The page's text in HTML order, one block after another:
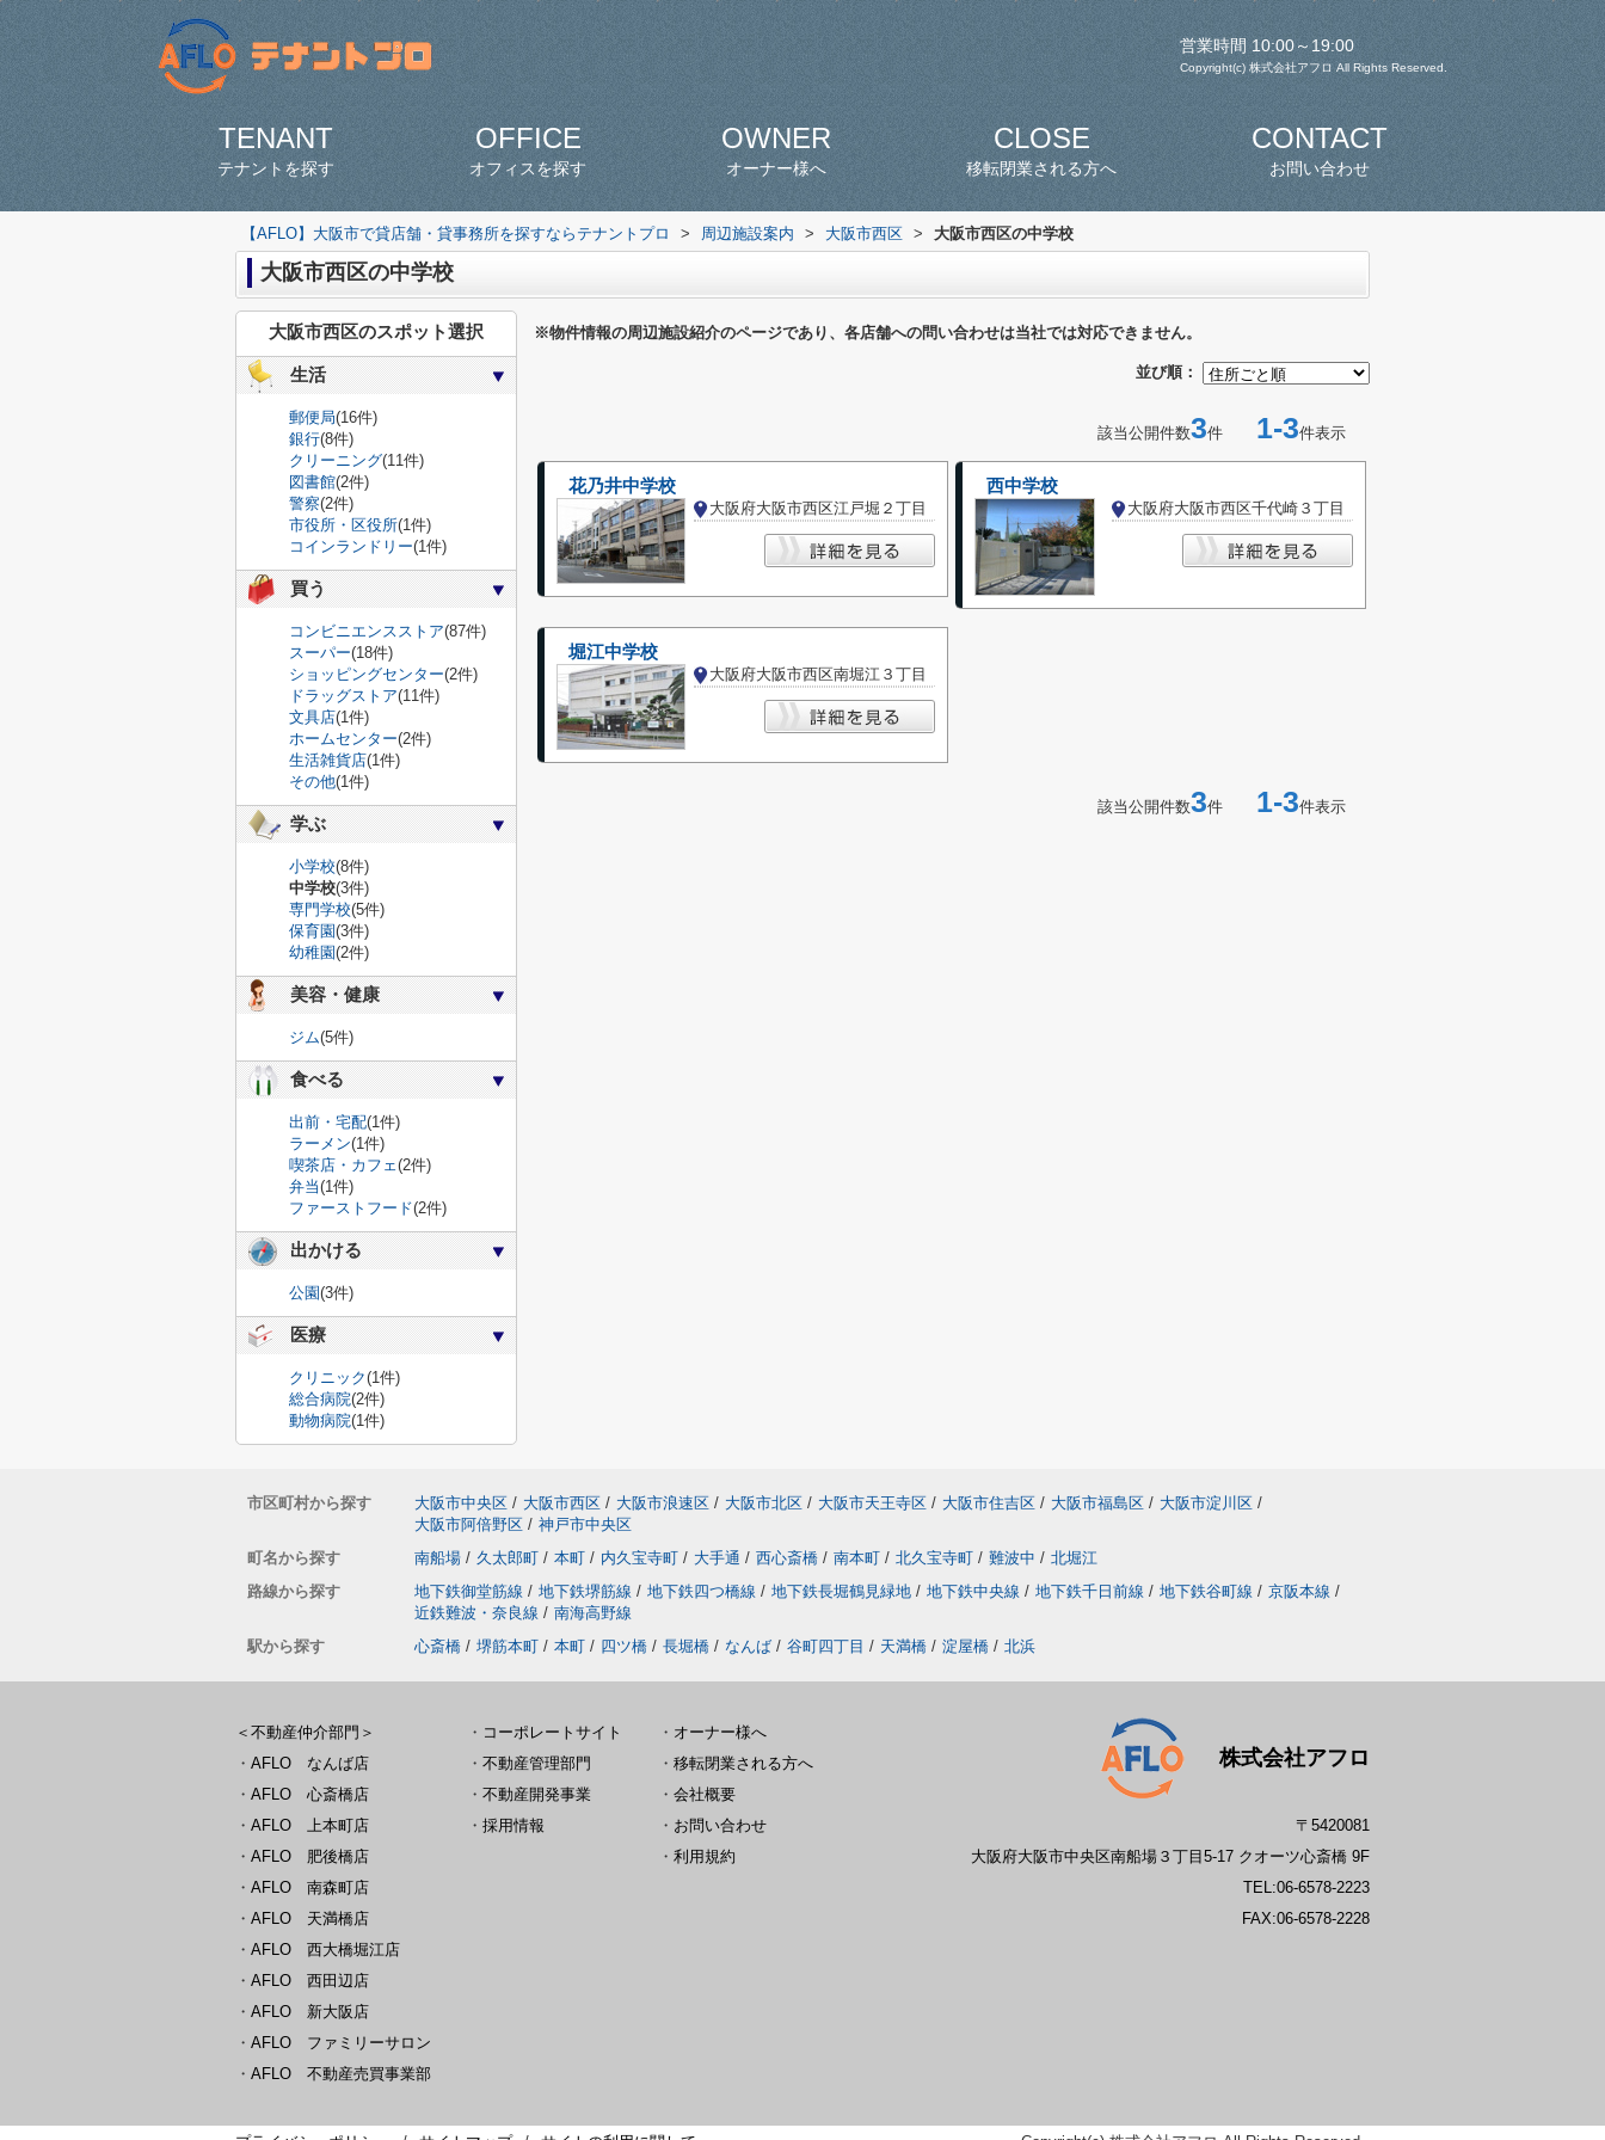
営業時間 10:00～19:00
Copyright(c) 株式会社アフロ All Rights Reserved.
TENANT
テナントを探す
OFFICE
オフィスを探す
OWNER
オーナー様へ
CLOSE
移転閉業される方へ
CONTACT
お問い合わせ
【AFLO】大阪市で貸店舗・貸事務所を探すならテナントプロ > 周辺施設案内 > 大阪市西区 > 大阪市西区の中学校
大阪市西区の中学校
※物件情報の周辺施設紹介のページであり、各店舗への問い合わせは当社では対応できません。
並び順：
該当公開件数3件 1-3件表示
花乃井中学校
大阪府大阪市西区江戸堀２丁目
西中学校
大阪府大阪市西区千代崎３丁目
堀江中学校
大阪府大阪市西区南堀江３丁目
該当公開件数3件 1-3件表示
大阪市西区のスポット選択
生活
郵便局(16件)
銀行(8件)
クリーニング(11件)
図書館(2件)
警察(2件)
市役所・区役所(1件)
コインランドリー(1件)
買う
コンビニエンスストア(87件)
スーパー(18件)
ショッピングセンター(2件)
ドラッグストア(11件)
文具店(1件)
ホームセンター(2件)
生活雑貨店(1件)
その他(1件)
学ぶ
小学校(8件)
中学校(3件)
専門学校(5件)
保育園(3件)
幼稚園(2件)
美容・健康
ジム(5件)
食べる
出前・宅配(1件)
ラーメン(1件)
喫茶店・カフェ(2件)
弁当(1件)
ファーストフード(2件)
出かける
公園(3件)
医療
クリニック(1件)
総合病院(2件)
動物病院(1件)
市区町村から探す 大阪市中央区 / 大阪市西区 / 大阪市浪速区 / 大阪市北区 / 大阪市天王寺区 / 大阪市住吉区 / 大阪市福島区 / 大阪市淀川区 /
大阪市阿倍野区 / 神戸市中央区
町名から探す
南船場 / 久太郎町 / 本町 / 内久宝寺町 / 大手通 / 西心斎橋 / 南本町 / 北久宝寺町 / 難波中 / 北堀江
路線から探す
地下鉄御堂筋線 / 地下鉄堺筋線 / 地下鉄四つ橋線 / 地下鉄長堀鶴見緑地 / 地下鉄中央線 / 地下鉄千日前線 / 地下鉄谷町線 / 京阪本線 /
近鉄難波・奈良線 / 南海高野線
駅から探す
心斎橋 / 堺筋本町 / 本町 / 四ツ橋 / 長堀橋 / なんば / 谷町四丁目 / 天満橋 / 淀屋橋 / 北浜
＜不動産仲介部門＞
・ AFLO なんば店
・ AFLO 心斎橋店
・ AFLO 上本町店
・ AFLO 肥後橋店
・ AFLO 南森町店
・ AFLO 天満橋店
・ AFLO 西大橋堀江店
・ AFLO 西田辺店
・ AFLO 新大阪店
・ AFLO ファミリーサロン
・ AFLO 不動産売買事業部
・ コーポレートサイト
・ 不動産管理部門
・ 不動産開発事業
・ 採用情報
・ オーナー様へ
・ 移転閉業される方へ
・ 会社概要
・ お問い合わせ
・ 利用規約
株式会社アフロ
〒5420081
大阪府大阪市中央区南船場３丁目5-17 クオーツ心斎橋 9F
TEL:06-6578-2223
FAX:06-6578-2228